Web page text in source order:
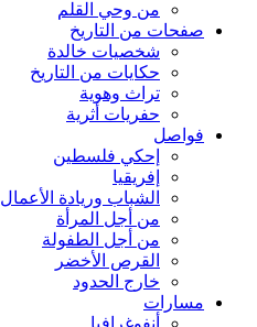
من وحي القلم
صفحات من التاريخ
شخصيات خالدة
حكايات من التاريخ
تراث وهوية
حفريات أثرية
فواصل
إحكي فلسطين
إفريقيا
الشباب وريادة الأعمال
من أجل المرأة
من أجل الطفولة
القرص الأخضر
خارج الحدود
مسارات